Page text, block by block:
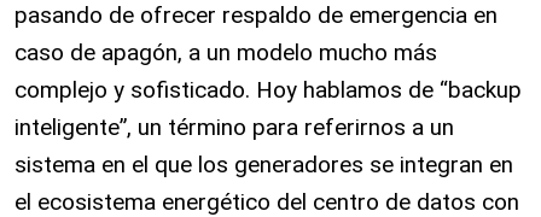
pasando de ofrecer respaldo de emergencia en
caso de apagón, a un modelo mucho más
complejo y sofisticado. Hoy hablamos de “backup
inteligente”, un término para referirnos a un
sistema en el que los generadores se integran en
el ecosistema energético del centro de datos con